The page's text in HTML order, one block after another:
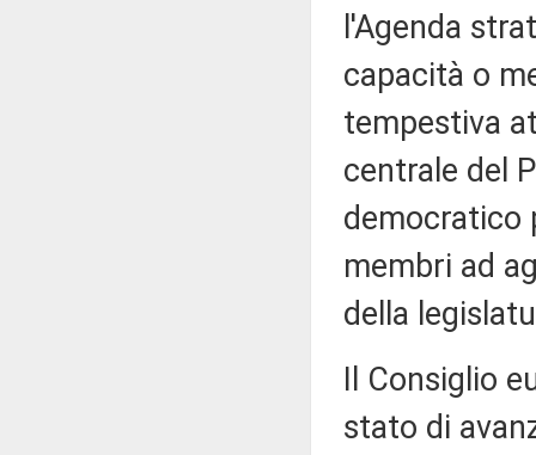
l'Agenda
capacità o
tempestiva
centrale del
democratico
membri ad
della
Il Consiglio
stato di